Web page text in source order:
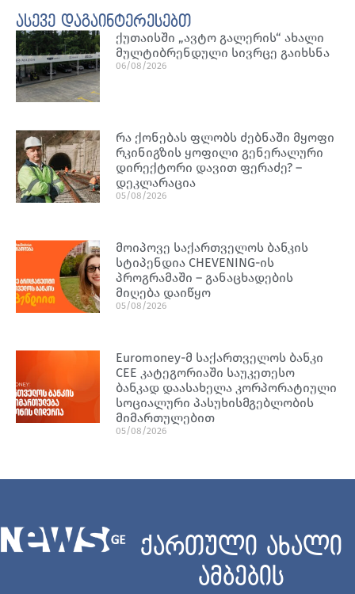
ასევე დაგაინტერესებთ
ქუთაისში „ავტო გალერის“ ახალი
მულტიბრენდული სივრცე გაიხსნა
06/08/2026
რა ქონებას ფლობს ძებნაში მყოფი
რკინიგზის ყოფილი გენერალური
დირექტორი დავით ფერაძე? –
დეკლარაცია
05/08/2026
მოიპოვე საქართველოს ბანკის
სტიპენდია CHEVENING-ის
პროგრამაში – განაცხადების
მიღება დაიწყო
05/08/2026
Euromoney-მ საქართველოს ბანკი
CEE კატეგორიაში საუკეთესო
ბანკად დაასახელა კორპორატიული
სოციალური პასუხისმგებლობის
მიმართულებით
05/08/2026
ქართული ახალი
ამბების